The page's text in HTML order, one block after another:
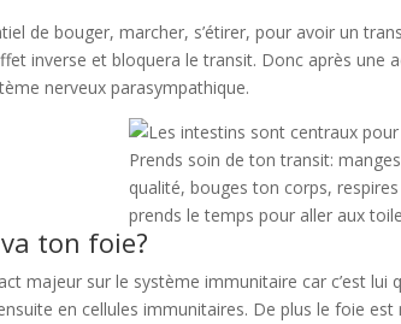
de bouger, marcher, s’étirer, pour avoir un
inverse et bloquera le transit. Donc après
nerveux parasympathique.
Prends soin de ton transit:
qualité, bouges ton corps,
prends le temps pour aller aux
ton foie?
majeur sur le système immunitaire car c’est lui
en cellules immunitaires. De plus le foie